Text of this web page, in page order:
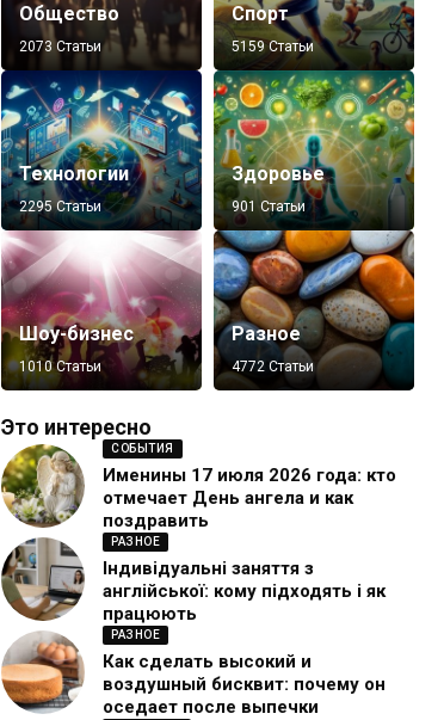
Общество
2073 Статьи
Спорт
5159 Статьи
Технологии
2295 Статьи
Здоровье
901 Статьи
Шоу-бизнес
1010 Статьи
Разное
4772 Статьи
Это интересно
СОБЫТИЯ
Именины 17 июля 2026 года: кто
отмечает День ангела и как
поздравить
РАЗНОЕ
Індивідуальні заняття з
англійської: кому підходять і як
працюють
РАЗНОЕ
Как сделать высокий и
воздушный бисквит: почему он
оседает после выпечки